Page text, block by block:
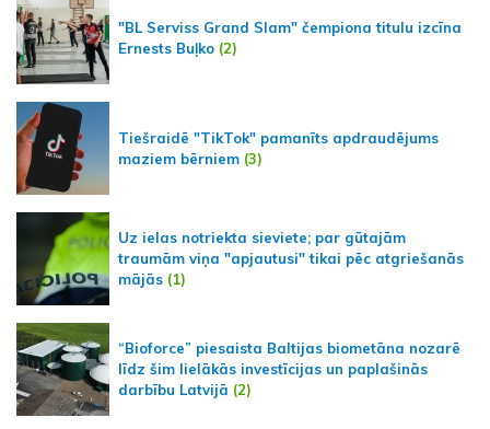
"BL Serviss Grand Slam" čempiona titulu izcīna
Ernests Buļko (2)
Tiešraidē "TikTok" pamanīts apdraudējums
maziem bērniem (3)
Uz ielas notriekta sieviete; par gūtajām
traumām viņa "apjautusi" tikai pēc atgriešanās
mājās (1)
“Bioforce” piesaista Baltijas biometāna nozarē
līdz šim lielākās investīcijas un paplašinās
darbību Latvijā (2)